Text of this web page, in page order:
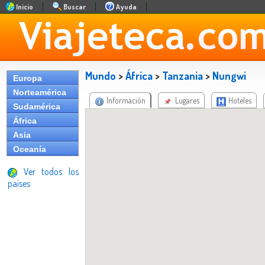
Inicio Buscar Ayuda
Europa
Norteamérica
Sudamérica
África
Asia
Oceanía
Ver todos los
países
Mundo >África > Tanzania > Nungwi
Información Lugares Hoteles